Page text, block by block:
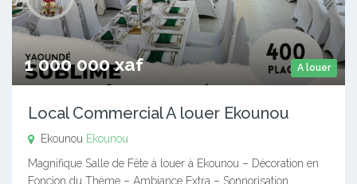
A louer
1 000 000 xaf
Local Commercial A louer Ekounou
Ekounou Ekounou
Magnifique Salle de Fête à louer à Ekounou – Décoration en
Foncion du Thème – Ambiance Extra – Sonnorisation